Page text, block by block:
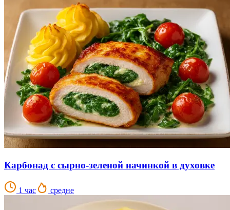
Карбонад с сырно-зеленой начинкой в духовке
1 час средне